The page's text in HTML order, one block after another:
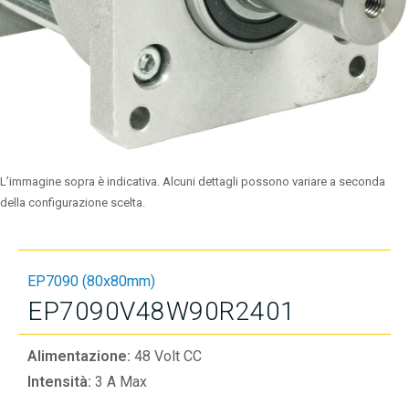
L’immagine sopra è indicativa. Alcuni dettagli possono variare a seconda
della configurazione scelta.
EP7090 (80x80mm)
EP7090V48W90R2401
Alimentazione: 48 Volt CC
Intensità: 3 A Max